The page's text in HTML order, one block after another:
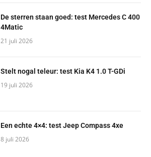
De sterren staan goed: test Mercedes C 400
4Matic
21 juli 2026
Stelt nogal teleur: test Kia K4 1.0 T-GDi
19 juli 2026
Een echte 4×4: test Jeep Compass 4xe
8 juli 2026